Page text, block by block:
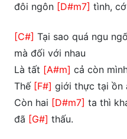
đôi ngôn [D#m7] tình,
[C#] Tại sao quá ngu
mà đối với nhau
Là tất [A#m] cả còn
Thế [F#] giới thực tại ồn
Còn hai [D#m7] ta thì
đã [G#] thấu.